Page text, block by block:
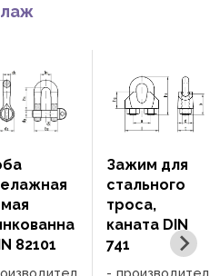
82101
Зажим для
стального
троса,
каната DIN
741
производител